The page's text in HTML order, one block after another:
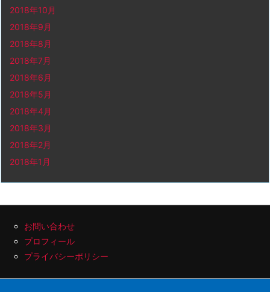
2018年10月
2018年9月
2018年8月
2018年7月
2018年6月
2018年5月
2018年4月
2018年3月
2018年2月
2018年1月
お問い合わせ
プロフィール
プライバシーポリシー